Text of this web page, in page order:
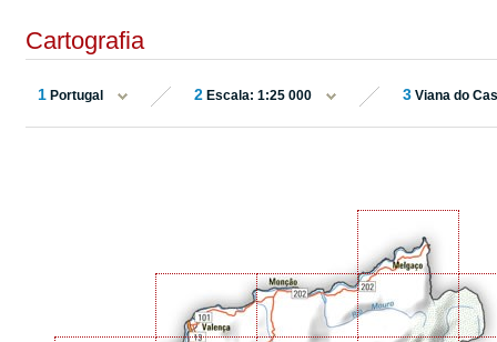
Cartografia
1 Portugal 2 Escala: 1:25 000 3 Viana do